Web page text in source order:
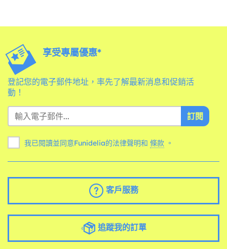
享受專屬優惠*
登記您的電子郵件地址，率先了解最新消息和促銷活
動！
訂閱
我已閱讀並同意Funidelia的法律聲明和 條款 。
客戶服務
追蹤我的訂單